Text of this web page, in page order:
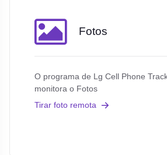
Fotos
O programa de Lg Cell Phone
monitora o Fotos
Tirar foto remota